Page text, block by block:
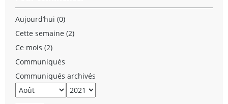
Aujourd’hui (0)
Cette semaine (2)
Ce mois (2)
Communiqués
Communiqués archivés